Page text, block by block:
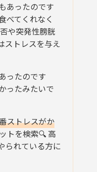
あったのです
べてくれなく
や突発性膀胱
ストレスを与え
ったのです
ったみたいで
ストレスがか
トを検索🔍 高
られている方に